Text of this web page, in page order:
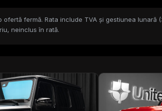
fermă. Rata include TVA și gestiunea lunară
neinclus în rată.